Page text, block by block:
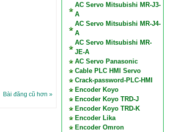
AC Servo Mitsubishi MR-J3-
A
AC Servo Mitsubishi MR-J4-
A
AC Servo Mitsubishi MR-
JE-A
AC Servo Panasonic
Cable PLC HMI Servo
Crack-password-PLC-HMI
Encoder Koyo
Encoder Koyo TRD-J
Encoder Koyo TRD-K
Encoder Lika
Encoder Omron
Bài đăng cũ hơn »